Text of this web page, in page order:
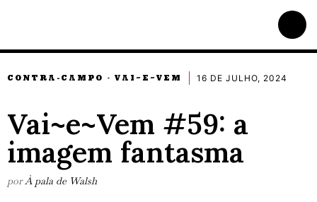
CONTRA-CAMPO · VAI~E~VEM 16 DE JULHO, 2024
Vai~e~Vem #59: a
imagem fantasma
porÀ pala de Walsh